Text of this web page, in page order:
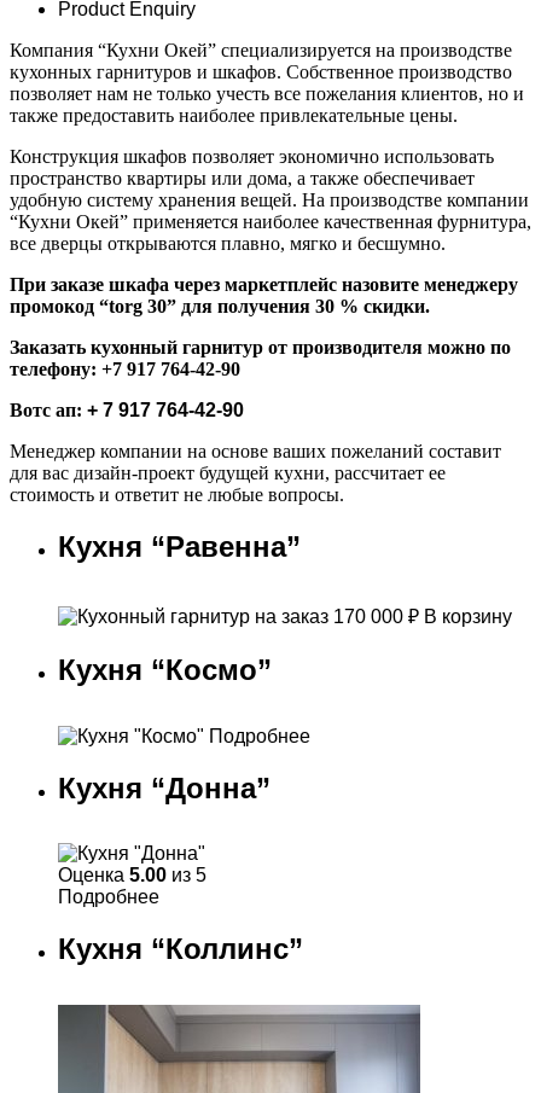
Product Enquiry
Компания “Кухни Окей” специализируется на производстве
кухонных гарнитуров и шкафов. Собственное производство
позволяет нам не только учесть все пожелания клиентов, но и
также предоставить наиболее привлекательные цены.
Конструкция шкафов позволяет экономично использовать
пространство квартиры или дома, а также обеспечивает
удобную систему хранения вещей. На производстве компании
“Кухни Окей” применяется наиболее качественная фурнитура,
все дверцы открываются плавно, мягко и бесшумно.
При заказе шкафа через маркетплейс назовите менеджеру
промокод “torg 30” для получения 30 % скидки.
Заказать кухонный гарнитур от производителя можно по
телефону: +7 917 764-42-90
Вотс ап: + 7 917 764-42-90
Менеджер компании на основе ваших пожеланий составит
для вас дизайн-проект будущей кухни, рассчитает ее
стоимость и ответит не любые вопросы.
Кухня “Равенна”
170 000 ₽ В корзину
Кухня “Космо”
Подробнее
Кухня “Донна”
Оценка 5.00 из 5
Подробнее
Кухня “Коллинс”